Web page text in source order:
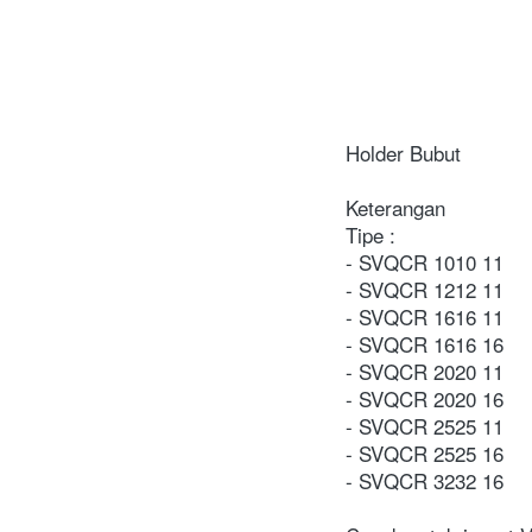
Holder Bubut
Keterangan
Tipe :
- SVQCR 1010 11
- SVQCR 1212 11
- SVQCR 1616 11
- SVQCR 1616 16
- SVQCR 2020 11
- SVQCR 2020 16
- SVQCR 2525 11
- SVQCR 2525 16
- SVQCR 3232 16